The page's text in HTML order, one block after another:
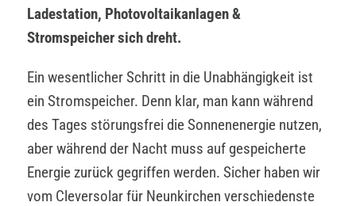
Ladestation, Photovoltaikanlagen &
Stromspeicher sich dreht.
Ein wesentlicher Schritt in die Unabhängigkeit ist
ein Stromspeicher. Denn klar, man kann während
des Tages störungsfrei die Sonnenenergie nutzen,
aber während der Nacht muss auf gespeicherte
Energie zurück gegriffen werden. Sicher haben wir
vom Cleversolar für Neunkirchen verschiedenste